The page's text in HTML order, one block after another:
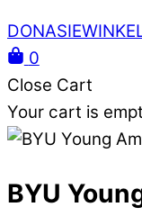
0
Close Cart
Your cart is
BYU